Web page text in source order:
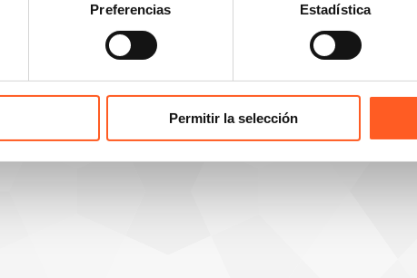
Preferencias Estadística
Permitir la selección